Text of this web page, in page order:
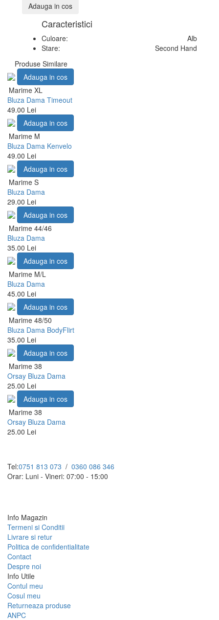
Adauga in cos
Caracteristici
Culoare:
Alb
Stare:
Second Hand
Produse Similare
Adauga in cos
Marime XL
Bluza Dama Timeout
49.00 Lei
Adauga in cos
Marime M
Bluza Dama Kenvelo
49.00 Lei
Adauga in cos
Marime S
Bluza Dama
29.00 Lei
Adauga in cos
Marime 44/46
Bluza Dama
35.00 Lei
Adauga in cos
Marime M/L
Bluza Dama
45.00 Lei
Adauga in cos
Marime 48/50
Bluza Dama BodyFlirt
35.00 Lei
Adauga in cos
Marime 38
Orsay Bluza Dama
25.00 Lei
Adauga in cos
Marime 38
Orsay Bluza Dama
25.00 Lei
Tel:0751 813 073 / 0360 086 346
Orar: Luni - Vineri: 07:00 - 15:00
Info Magazin
Termeni si Conditii
Livrare si retur
Politica de confidentialitate
Contact
Despre noi
Info Utile
Contul meu
Cosul meu
Returneaza produse
ANPC